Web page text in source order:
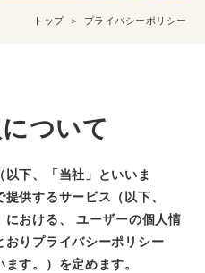
トップ プライバシーポリシー
ついて
下、「当社」といいま
供するサービス（以下、
における、 ユーザーの個人情
おりプライバシーポリシー
す。）を定めます。